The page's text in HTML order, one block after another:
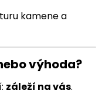
kamene a
výhoda?
záleží na vás.